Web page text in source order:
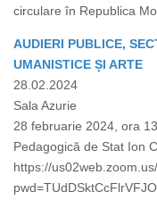
circulare în Republica
AUDIERI PUBLICE,
UMANISTICE ȘI ARTE
28.02.2024
Sala Azurie
28 februarie 2024, ora
Pedagogică de Stat Ion
https://